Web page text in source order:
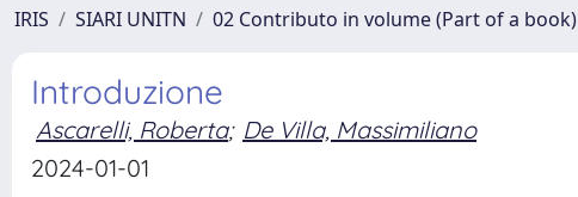
IRIS SIARI UNITN 02 Contributo in volume (Part of a book)
Introduzione
Ascarelli, Roberta; De Villa, Massimiliano
2024-01-01